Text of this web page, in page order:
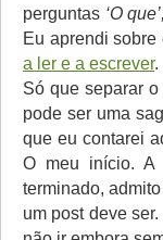
perguntas ‘O
Eu aprendi sobre
a ler e a escrever.
Só que separar
pode ser uma
que eu contarei
O meu início. A
terminado,
um post deve